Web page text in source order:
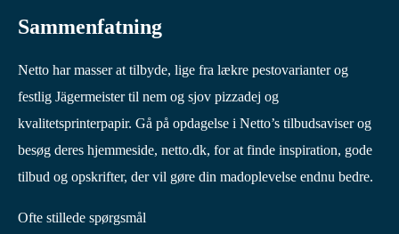
Sammenfatning
Netto har masser at tilbyde, lige fra lækre pestovarianter og
festlig Jägermeister til nem og sjov pizzadej og
kvalitetsprinterpapir. Gå på opdagelse i Netto’s tilbudsaviser og
besøg deres hjemmeside, netto.dk, for at finde inspiration, gode
tilbud og opskrifter, der vil gøre din madoplevelse endnu bedre.
Ofte stillede spørgsmål